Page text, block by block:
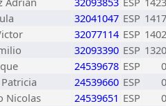
32041047 ESP 1417
32077114 ESP 1402
32093390 ESP 1320
24539678 ESP
0
24539660 ESP
0
Nicolas 24539651 ESP
0